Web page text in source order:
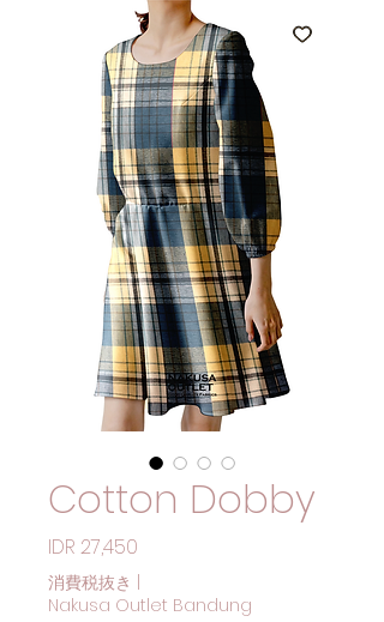
Cotton Dobby
IDR 27,450
消費税抜き
Nakusa Outlet Bandung